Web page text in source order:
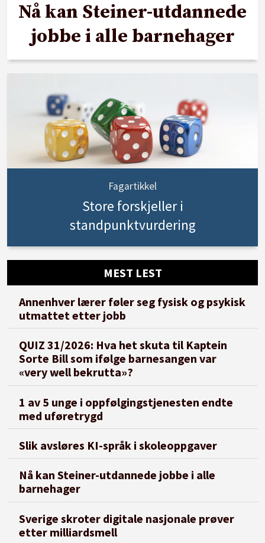
Nå kan Steiner-utdannede
jobbe i alle barnehager
Fagartikkel
Store forskjeller i
standpunktvurdering
MEST LEST
Annenhver lærer føler seg fysisk og psykisk
utmattet etter jobb
QUIZ 31/2026: Hva het skuta til Kaptein
Sorte Bill som ifølge barnesangen var
«very well bekrutta»?
1 av 5 unge i oppfølgingstjenesten endte
med uføretrygd
Slik avsløres KI-språk i skoleoppgaver
Nå kan Steiner-utdannede jobbe i alle
barnehager
Sverige skroter digitale nasjonale prøver
etter milliardsmell